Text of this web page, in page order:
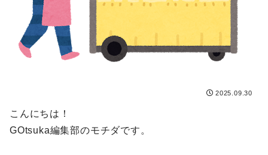
2025.09.30
こんにちは！
GOtsuka編集部のモチダです。